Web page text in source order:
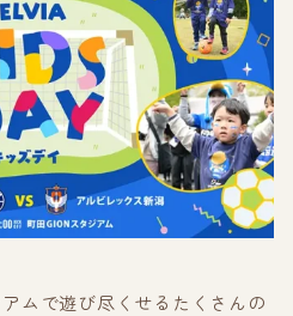
ムで遊び尽くせるたくさんの